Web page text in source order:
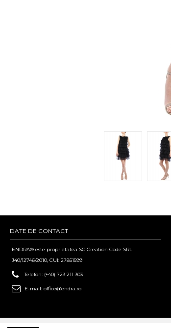
DATE DE CONTACT
ENDRA® este proprietatea SC Creation Code SRL
J40/12746/2010, CUI: 27851599
Telefon: (+40) 723 211 303
E-mail: office@endra.ro